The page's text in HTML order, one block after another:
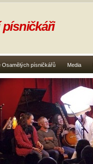
Osamělých písničkářů Media
písničkáři